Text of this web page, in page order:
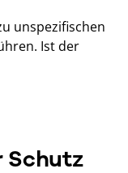
unspezifischen
Ist der
Schutz